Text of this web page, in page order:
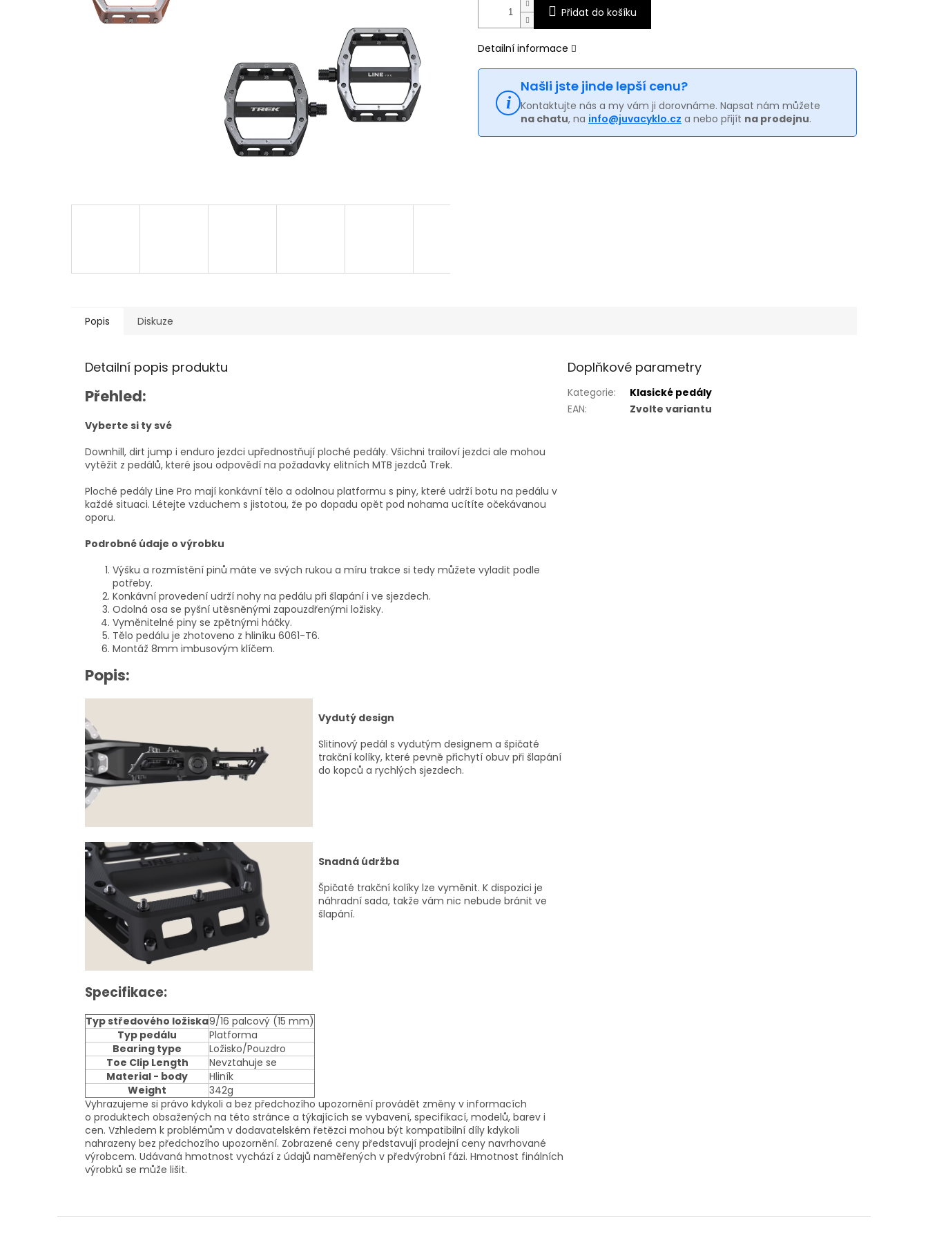
Přidat do košíku
Detailní informace
Našli jste jinde lepší cenu?
Kontaktujte nás a my vám ji dorovnáme. Napsat nám můžete
na chatu, na info@juvacyklo.cz a nebo přijít na prodejnu.
Popis Diskuze
Detailní popis produktu
Přehled:
Vyberte si ty své
Downhill, dirt jump i enduro jezdci upřednostňují ploché pedály. Všichni trailoví jezdci ale mohou
vytěžit z pedálů, které jsou odpovědí na požadavky elitních MTB jezdců Trek.
Ploché pedály Line Pro mají konkávní tělo a odolnou platformu s piny, které udrží botu na pedálu v
každé situaci. Létejte vzduchem s jistotou, že po dopadu opět pod nohama ucítíte očekávanou
oporu.
Podrobné údaje o výrobku
Výšku a rozmístění pinů máte ve svých rukou a míru trakce si tedy můžete vyladit podle
potřeby.
Konkávní provedení udrží nohy na pedálu při šlapání i ve sjezdech.
Odolná osa se pyšní utěsněnými zapouzdřenými ložisky.
Vyměnitelné piny se zpětnými háčky.
Tělo pedálu je zhotoveno z hliníku 6061-T6.
Montáž 8mm imbusovým klíčem.
Popis:
Vydutý design
Slitinový pedál s vydutým designem a špičaté
trakční kolíky, které pevně přichytí obuv při šlapání
do kopců a rychlých sjezdech.
Snadná údržba
Špičaté trakční kolíky lze vyměnit. K dispozici je
náhradní sada, takže vám nic nebude bránit ve
šlapání.
Specifikace:
Typ středového ložiska9/16 palcový (15 mm)
Typ pedálu
Platforma
Bearing type
Ložisko/Pouzdro
Toe Clip Length
Nevztahuje se
Material - body
Hliník
Weight
342g
Vyhrazujeme si právo kdykoli a bez předchozího upozornění provádět změny v informacích
o produktech obsažených na této stránce a týkajících se vybavení, specifikací, modelů, barev i
cen. Vzhledem k problémům v dodavatelském řetězci mohou být kompatibilní díly kdykoli
nahrazeny bez předchozího upozornění. Zobrazené ceny představují prodejní ceny navrhované
výrobcem. Udávaná hmotnost vychází z údajů naměřených v předvýrobní fázi. Hmotnost finálních
výrobků se může lišit.
Doplňkové parametry
Kategorie:
Klasické pedály
EAN: Zvolte variantu